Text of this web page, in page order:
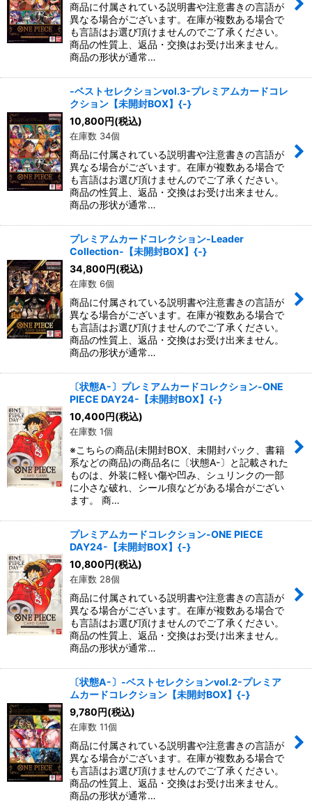
商品に付属されている説明書や注意書きの言語が
異なる場合がございます。在庫が複数ある場合で
も言語はお選び頂けませんのでご了承ください。
商品の性質上、返品・交換はお受け出来ません。
商品の形状が通常…
-ベストセレクションvol.3-プレミアムカードコレ
クション【未開封BOX】{-}
10,800円(税込)
在庫数 34個
商品に付属されている説明書や注意書きの言語が
異なる場合がございます。在庫が複数ある場合で
も言語はお選び頂けませんのでご了承ください。
商品の性質上、返品・交換はお受け出来ません。
商品の形状が通常…
プレミアムカードコレクション-Leader
Collection-【未開封BOX】{-}
34,800円(税込)
在庫数 6個
商品に付属されている説明書や注意書きの言語が
異なる場合がございます。在庫が複数ある場合で
も言語はお選び頂けませんのでご了承ください。
商品の性質上、返品・交換はお受け出来ません。
商品の形状が通常…
〔状態A-〕プレミアムカードコレクション-ONE
PIECE DAY24-【未開封BOX】{-}
10,400円(税込)
在庫数 1個
※こちらの商品(未開封BOX、未開封パック、書籍
系などの商品)の商品名に〔状態A-〕と記載された
ものは、外装に軽い傷や凹み、シュリンクの一部
に小さな破れ、シール痕などがある場合がござい
ます。 商…
プレミアムカードコレクション-ONE PIECE
DAY24-【未開封BOX】{-}
10,800円(税込)
在庫数 28個
商品に付属されている説明書や注意書きの言語が
異なる場合がございます。在庫が複数ある場合で
も言語はお選び頂けませんのでご了承ください。
商品の性質上、返品・交換はお受け出来ません。
商品の形状が通常…
〔状態A-〕-ベストセレクションvol.2-プレミア
ムカードコレクション【未開封BOX】{-}
9,780円(税込)
在庫数 11個
商品に付属されている説明書や注意書きの言語が
異なる場合がございます。在庫が複数ある場合で
も言語はお選び頂けませんのでご了承ください。
商品の性質上、返品・交換はお受け出来ません。
商品の形状が通常…